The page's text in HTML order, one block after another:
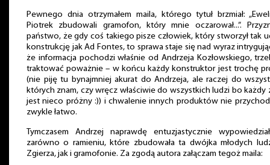
Pewnego dnia otrzymałem maila, którego tytuł brzmiał:
Piotrek zbudowali gramofon, który mnie oczarował...”.
państwo, że gdy coś takiego pisze człowiek, który stworzył tak
konstrukcję jak Ad Fontes, to sprawa staje się nad wyraz
że informacja pochodzi właśnie od Andrzeja Kozłowskiego,
traktować poważnie – w końcu każdy konstruktor jest trochę
(nie piję tu bynajmniej akurat do Andrzeja, ale raczej do
których znam, czy wręcz właściwie do wszystkich ludzi bo każdy
jest nieco próżny :)) i chwalenie innych produktów nie
zwykle łatwo.
Tymczasem Andrzej naprawdę entuzjastycznie
zarówno o ramieniu, które zbudowała ta dwójka młodych
Zgierza, jak i gramofonie. Za zgodą autora załączam tegoż maila: